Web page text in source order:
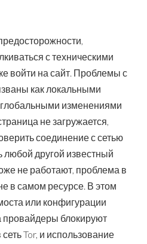
с техническими
войти на сайт. Проблемы с
как локальными
глобальными изменениями
не загружается,
соединение с сетью
любой другой известный
не работают, проблема в
в самом ресурсе. В этом
или конфигурации
провайдеры блокируют
Tor, и использование